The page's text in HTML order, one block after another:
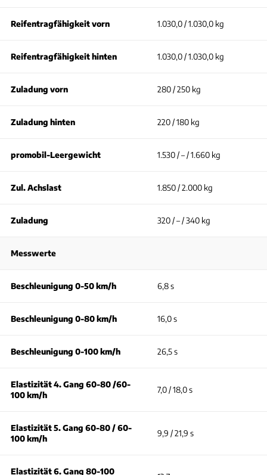
Reifentragfähigkeit vorn 1.030,0 / 1.030,0 kg
Reifentragfähigkeit hinten 1.030,0 / 1.030,0 kg
Zuladung vorn 280 / 250 kg
Zuladung hinten 220 / 180 kg
promobil-Leergewicht 1.530 / – / 1.660 kg
Zul. Achslast 1.850 / 2.000 kg
Zuladung 320 / – / 340 kg
Messwerte
Beschleunigung 0-50 km/h 6,8 s
Beschleunigung 0-80 km/h 16,0 s
Beschleunigung 0-100 km/h 26,5 s
Elastizität 4. Gang 60-80 /60-
100 km/h
7,0 / 18,0 s
Elastizität 5. Gang 60-80 / 60-
100 km/h
9,9 / 21,9 s
Elastizität 6. Gang 80-100